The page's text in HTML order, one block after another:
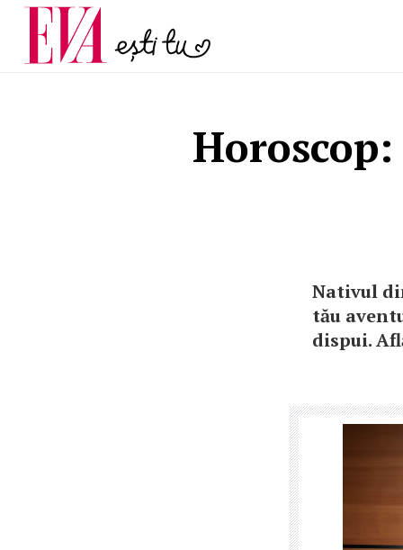
Nativul
tău
dispui.
Carieră
Actualitate